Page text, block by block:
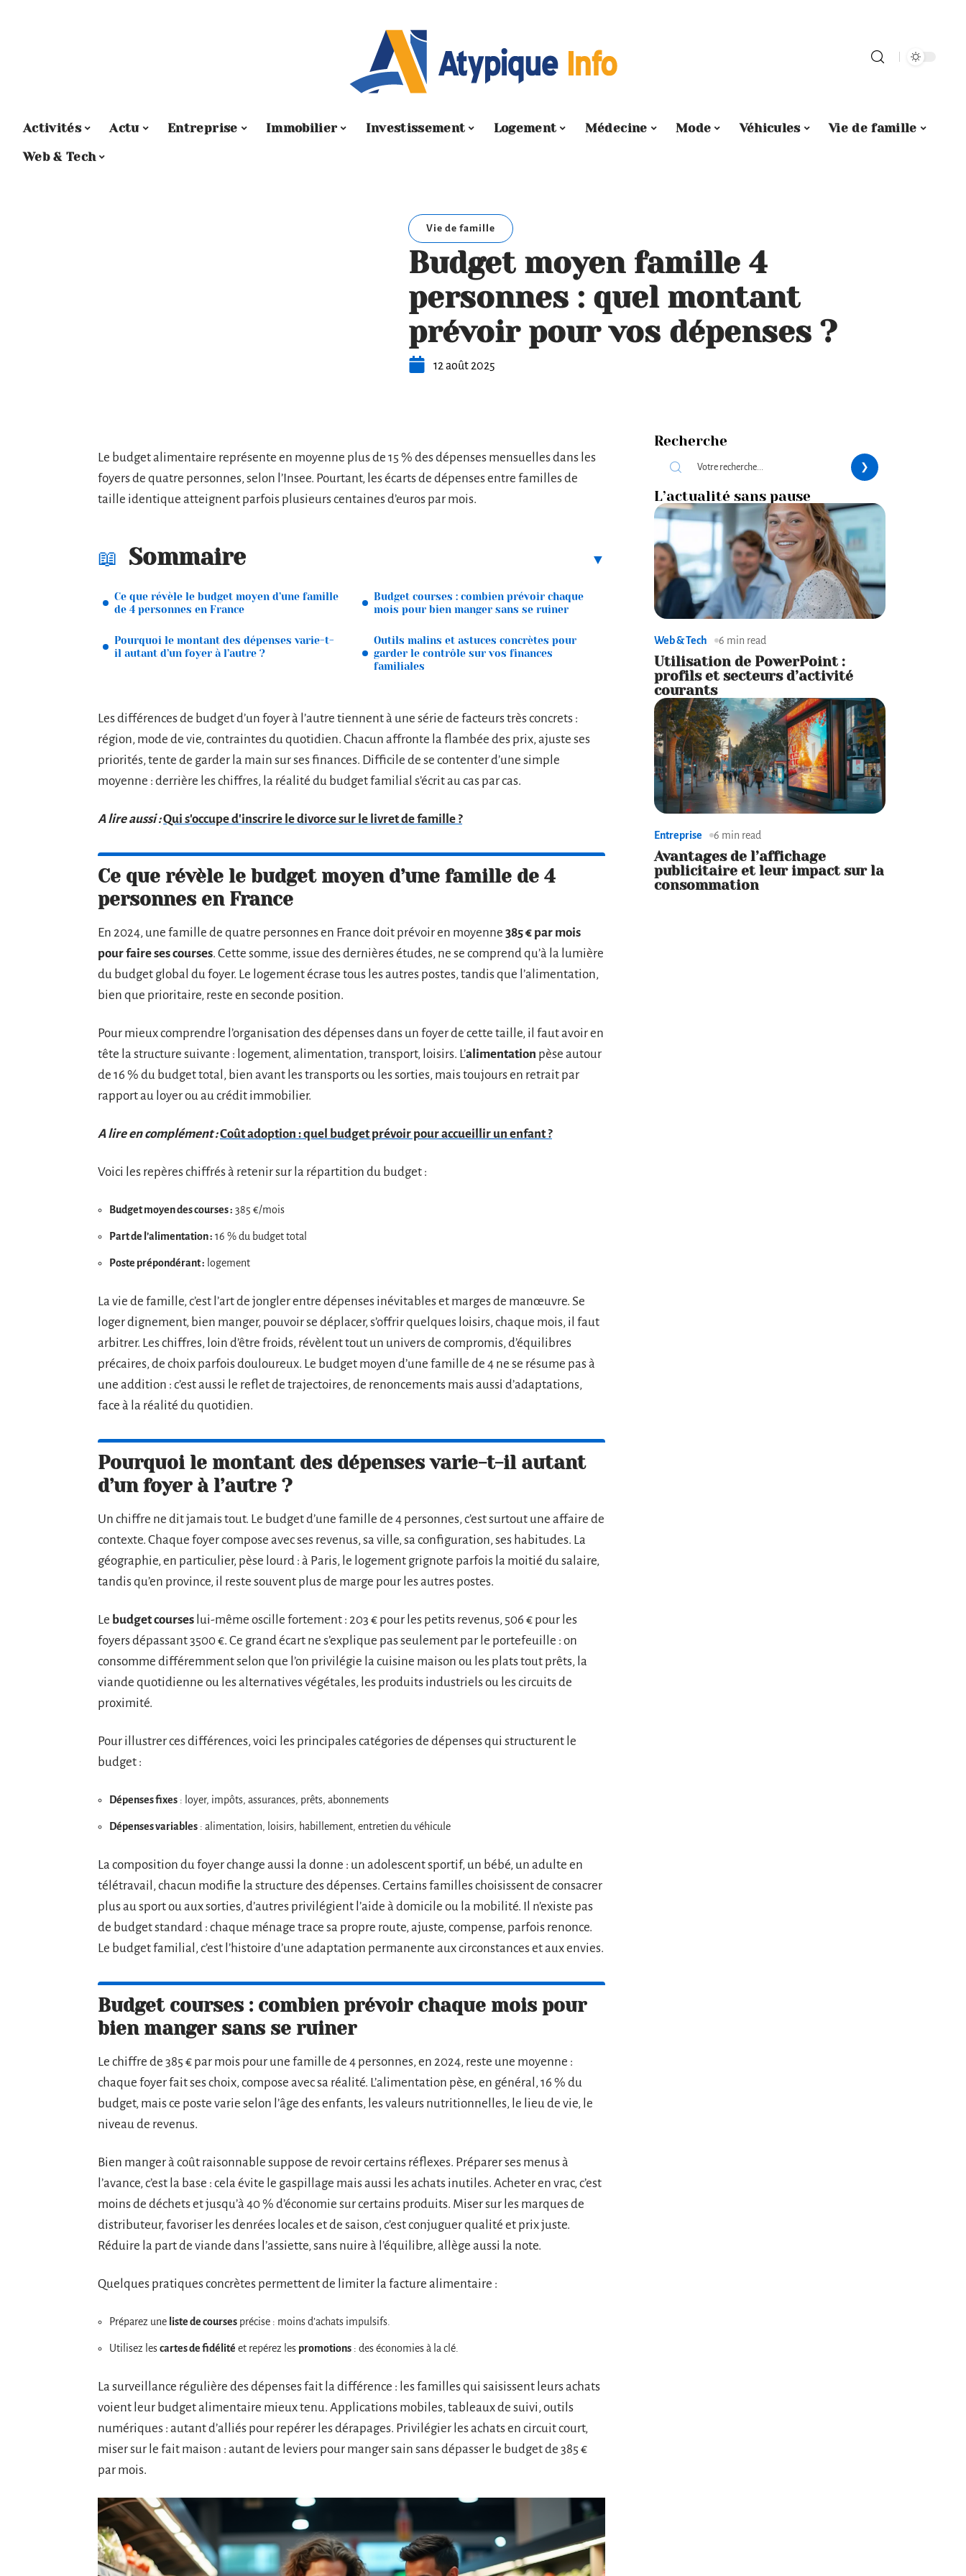
Activités Actu Entreprise Immobilier Investissement Logement Médecine Mode Véhicules
Vie de famille
Web & Tech
Vie de famille
Budget moyen famille 4
personnes : quel montant
prévoir pour vos dépenses ?
12 août 2025
Le budget alimentaire représente en moyenne plus de 15 % des dépenses mensuelles dans les
foyers de quatre personnes, selon l’Insee. Pourtant, les écarts de dépenses entre familles de
taille identique atteignent parfois plusieurs centaines d’euros par mois.
Sommaire
Ce que révèle le budget moyen d’une famille
de 4 personnes en France
Pourquoi le montant des dépenses varie-t-
il autant d’un foyer à l’autre ?
Budget courses : combien prévoir chaque
mois pour bien manger sans se ruiner
Outils malins et astuces concrètes pour
garder le contrôle sur vos finances
familiales
Les différences de budget d’un foyer à l’autre tiennent à une série de facteurs très concrets :
région, mode de vie, contraintes du quotidien. Chacun affronte la flambée des prix, ajuste ses
priorités, tente de garder la main sur ses finances. Difficile de se contenter d’une simple
moyenne : derrière les chiffres, la réalité du budget familial s’écrit au cas par cas.
A lire aussi :Qui s'occupe d'inscrire le divorce sur le livret de famille ?
Ce que révèle le budget moyen d’une famille de 4
personnes en France
En 2024, une famille de quatre personnes en France doit prévoir en moyenne 385 € par mois
pour faire ses courses. Cette somme, issue des dernières études, ne se comprend qu’à la lumière
du budget global du foyer. Le logement écrase tous les autres postes, tandis que l’alimentation,
bien que prioritaire, reste en seconde position.
Pour mieux comprendre l’organisation des dépenses dans un foyer de cette taille, il faut avoir en
tête la structure suivante : logement, alimentation, transport, loisirs. L’alimentation pèse autour
de 16 % du budget total, bien avant les transports ou les sorties, mais toujours en retrait par
rapport au loyer ou au crédit immobilier.
A lire en complément :Coût adoption : quel budget prévoir pour accueillir un enfant ?
Voici les repères chiffrés à retenir sur la répartition du budget :
Budget moyen des courses : 385 €/mois
Part de l’alimentation : 16 % du budget total
Poste prépondérant : logement
La vie de famille, c’est l’art de jongler entre dépenses inévitables et marges de manœuvre. Se
loger dignement, bien manger, pouvoir se déplacer, s’offrir quelques loisirs, chaque mois, il faut
arbitrer. Les chiffres, loin d’être froids, révèlent tout un univers de compromis, d’équilibres
précaires, de choix parfois douloureux. Le budget moyen d’une famille de 4 ne se résume pas à
une addition : c’est aussi le reflet de trajectoires, de renoncements mais aussi d’adaptations,
face à la réalité du quotidien.
Pourquoi le montant des dépenses varie-t-il autant
d’un foyer à l’autre ?
Un chiffre ne dit jamais tout. Le budget d’une famille de 4 personnes, c’est surtout une affaire de
contexte. Chaque foyer compose avec ses revenus, sa ville, sa configuration, ses habitudes. La
géographie, en particulier, pèse lourd : à Paris, le logement grignote parfois la moitié du salaire,
tandis qu’en province, il reste souvent plus de marge pour les autres postes.
Le budget courses lui-même oscille fortement : 203 € pour les petits revenus, 506 € pour les
foyers dépassant 3500 €. Ce grand écart ne s’explique pas seulement par le portefeuille : on
consomme différemment selon que l’on privilégie la cuisine maison ou les plats tout prêts, la
viande quotidienne ou les alternatives végétales, les produits industriels ou les circuits de
proximité.
Pour illustrer ces différences, voici les principales catégories de dépenses qui structurent le
budget :
Dépenses fixes : loyer, impôts, assurances, prêts, abonnements
Dépenses variables : alimentation, loisirs, habillement, entretien du véhicule
La composition du foyer change aussi la donne : un adolescent sportif, un bébé, un adulte en
télétravail, chacun modifie la structure des dépenses. Certains familles choisissent de consacrer
plus au sport ou aux sorties, d’autres privilégient l’aide à domicile ou la mobilité. Il n’existe pas
de budget standard : chaque ménage trace sa propre route, ajuste, compense, parfois renonce.
Le budget familial, c’est l’histoire d’une adaptation permanente aux circonstances et aux envies.
Budget courses : combien prévoir chaque mois pour
bien manger sans se ruiner
Le chiffre de 385 € par mois pour une famille de 4 personnes, en 2024, reste une moyenne :
chaque foyer fait ses choix, compose avec sa réalité. L’alimentation pèse, en général, 16 % du
budget, mais ce poste varie selon l’âge des enfants, les valeurs nutritionnelles, le lieu de vie, le
niveau de revenus.
Bien manger à coût raisonnable suppose de revoir certains réflexes. Préparer ses menus à
l’avance, c’est la base : cela évite le gaspillage mais aussi les achats inutiles. Acheter en vrac, c’est
moins de déchets et jusqu’à 40 % d’économie sur certains produits. Miser sur les marques de
distributeur, favoriser les denrées locales et de saison, c’est conjuguer qualité et prix juste.
Réduire la part de viande dans l’assiette, sans nuire à l’équilibre, allège aussi la note.
Quelques pratiques concrètes permettent de limiter la facture alimentaire :
Préparez une liste de courses précise : moins d’achats impulsifs.
Utilisez lescartes de fidélité et repérez les promotions : des économies à la clé.
La surveillance régulière des dépenses fait la différence : les familles qui saisissent leurs achats
voient leur budget alimentaire mieux tenu. Applications mobiles, tableaux de suivi, outils
numériques : autant d’alliés pour repérer les dérapages. Privilégier les achats en circuit court,
miser sur le fait maison : autant de leviers pour manger sain sans dépasser le budget de 385 €
par mois.
Recherche
L’actualité sans pause
Web & Tech 6 min read
Utilisation de PowerPoint :
profils et secteurs d’activité
courants
Entreprise 6 min read
Avantages de l’affichage
publicitaire et leur impact sur la
consommation